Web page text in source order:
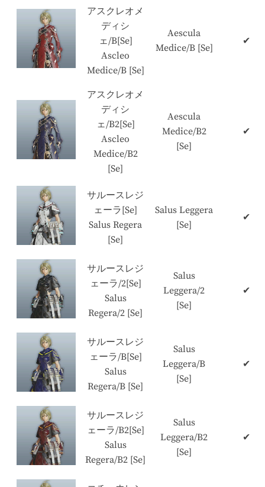
アスクレオメ
ディシ
ェ/B[Se]
Ascleo
Medice/B [Se]
Aescula
Medice/B [Se]
✔
アスクレオメ
ディシ
ェ/B2[Se]
Ascleo
Medice/B2
[Se]
Aescula
Medice/B2
[Se]
✔
サルースレジ
ェーラ[Se]
Salus Regera
[Se]
Salus Leggera
[Se]
✔
サルースレジ
ェーラ/2[Se]
Salus
Regera/2 [Se]
Salus
Leggera/2
[Se]
✔
サルースレジ
ェーラ/B[Se]
Salus
Regera/B [Se]
Salus
Leggera/B
[Se]
✔
サルースレジ
ェーラ/B2[Se]
Salus
Regera/B2 [Se]
Salus
Leggera/B2
[Se]
✔